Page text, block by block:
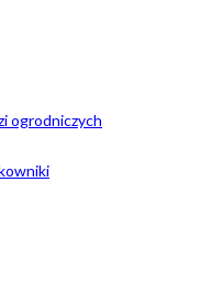
ogrodniczych